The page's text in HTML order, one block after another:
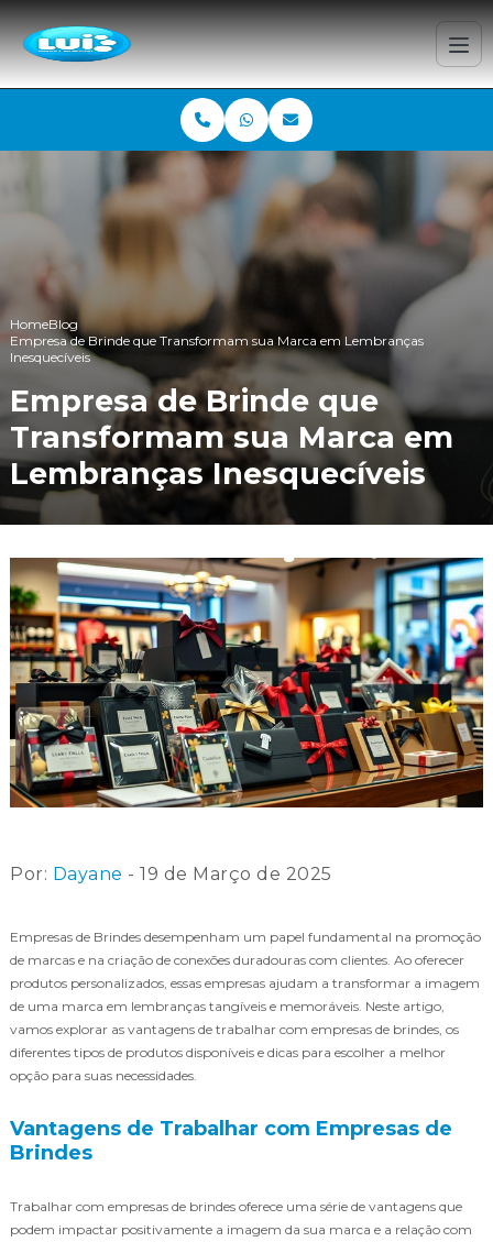
HomeBlog
Empresa de Brinde que Transformam sua Marca em Lembranças
Inesquecíveis
Empresa de Brinde que
Transformam sua Marca em
Lembranças Inesquecíveis
Por: Dayane - 19 de Março de 2025
Empresas de Brindes desempenham um papel fundamental na promoção
de marcas e na criação de conexões duradouras com clientes. Ao oferecer
produtos personalizados, essas empresas ajudam a transformar a imagem
de uma marca em lembranças tangíveis e memoráveis. Neste artigo,
vamos explorar as vantagens de trabalhar com empresas de brindes, os
diferentes tipos de produtos disponíveis e dicas para escolher a melhor
opção para suas necessidades.
Vantagens de Trabalhar com Empresas de
Brindes
Trabalhar com empresas de brindes oferece uma série de vantagens que
podem impactar positivamente a imagem da sua marca e a relação com